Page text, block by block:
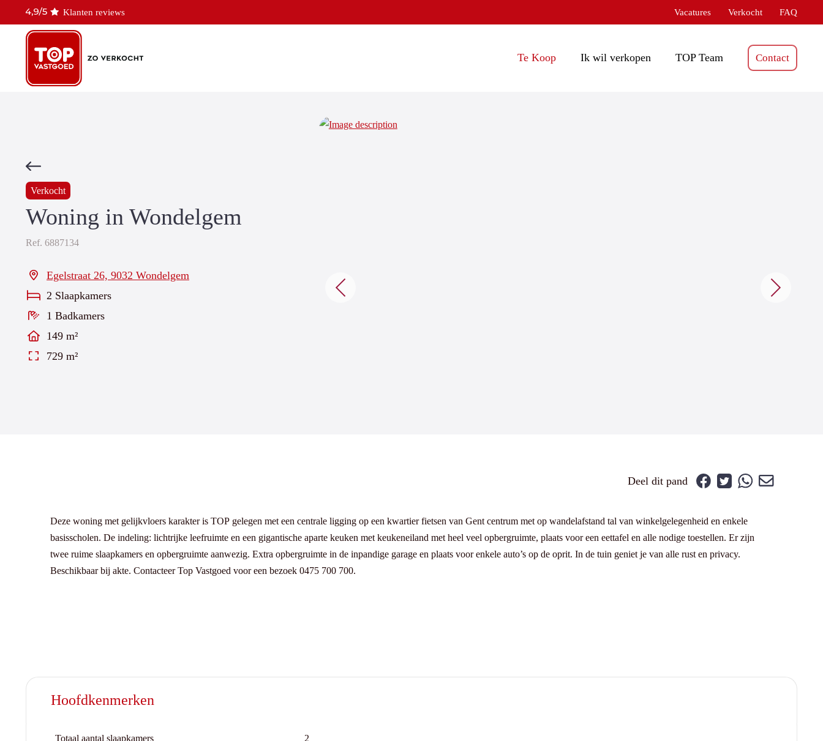
Klanten reviews Vacatures Verkocht FAQ
Te Koop Ik wil verkopen TOP Team Contact
Verkocht
Woning in Wondelgem
Ref. 6887134
Egelstraat 26, 9032 Wondelgem
2 Slaapkamers
1 Badkamers
149 m²
729 m²
Deel dit pand
Deze woning met gelijkvloers karakter is TOP gelegen met een centrale ligging op een kwartier fietsen van Gent centrum met op wandelafstand tal van winkelgelegenheid en enkele
basisscholen. De indeling: lichtrijke leefruimte en een gigantische aparte keuken met keukeneiland met heel veel opbergruimte, plaats voor een eettafel en alle nodige toestellen. Er zijn
twee ruime slaapkamers en opbergruimte aanwezig. Extra opbergruimte in de inpandige garage en plaats voor enkele auto’s op de oprit. In de tuin geniet je van alle rust en privacy.
Beschikbaar bij akte. Contacteer Top Vastgoed voor een bezoek 0475 700 700.
Hoofdkenmerken
Totaal aantal slaapkamers 2